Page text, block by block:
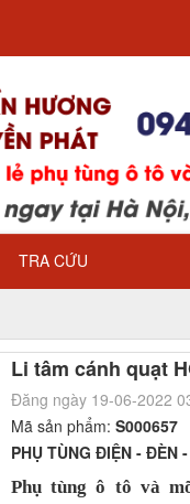
TRA CỨU
Li tâm cánh quạt
Đăng ngày 19-06-2022
Mã sản phẩm: S000657
PHỤ TÙNG ĐIỆN - ĐÈN
Phụ tùng ô tô và